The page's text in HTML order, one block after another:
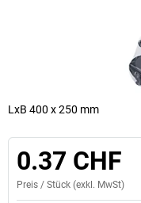
LxB 400 x 250 mm
0.37 CHF
Preis / Stück (exkl. MwSt)